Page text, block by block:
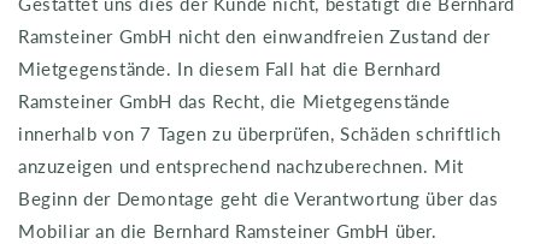
Ramsteiner GmbH nicht den einwandfreien Zustand der
Mietgegenstände. In diesem Fall hat die Bernhard
Ramsteiner GmbH das Recht, die Mietgegenstände
innerhalb von 7 Tagen zu überprüfen, Schäden schriftlich
anzuzeigen und entsprechend nachzuberechnen. Mit
Beginn der Demontage geht die Verantwortung über das
Mobiliar an die Bernhard Ramsteiner GmbH über.